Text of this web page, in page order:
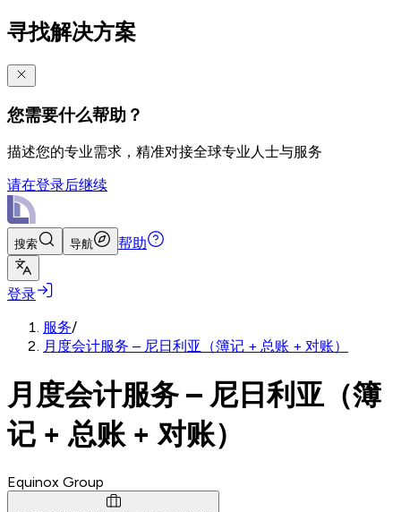
寻找解决方案
您需要什么帮助？
描述您的专业需求，精准对接全球专业人士与服务
请在登录后继续
搜索 导航 帮助
登录
服务/
月度会计服务 – 尼日利亚（簿记 + 总账 + 对账）
月度会计服务 – 尼日利亚（簿
记 + 总账 + 对账）
Equinox Group